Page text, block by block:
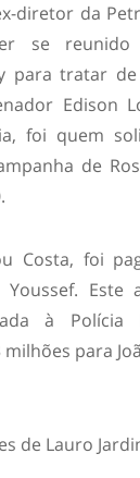
diretor da
se reunido
para tratar
Edison
foi quem
de
Costa, foi
Este
à Polícia
para
de Lauro